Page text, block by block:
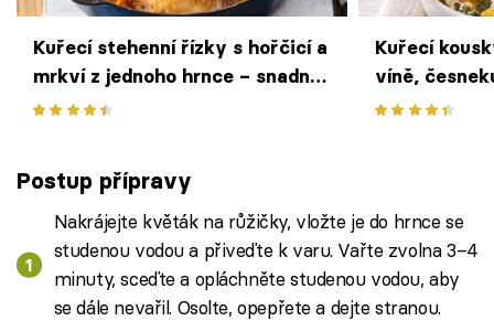
Kuřecí stehenní řízky s hořčicí a
mrkví z jednoho hrnce – snadný
a chutný oběd skoro bez práce
Kuřecí
víně,
delikátní
Postup přípravy
Nakrájejte květák na růžičky, vložte je do hrnce se
studenou vodou a přiveďte k varu. Vařte zvolna 3–4
minuty, sceďte a opláchněte studenou vodou, aby
se dále nevařil. Osolte, opepřete a dejte stranou.